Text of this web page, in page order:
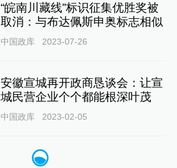
“皖南川藏线”标识征集优胜奖被
取消：与布达佩斯申奥标志相似
中国政库 2023-07-26
安徽宣城再开政商恳谈会：让宣
城民营企业个个都能根深叶茂
中国政库 2023-02-05